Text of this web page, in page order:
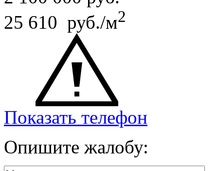
25 610 руб./м2
Показать телефон
Опишите жалобу: